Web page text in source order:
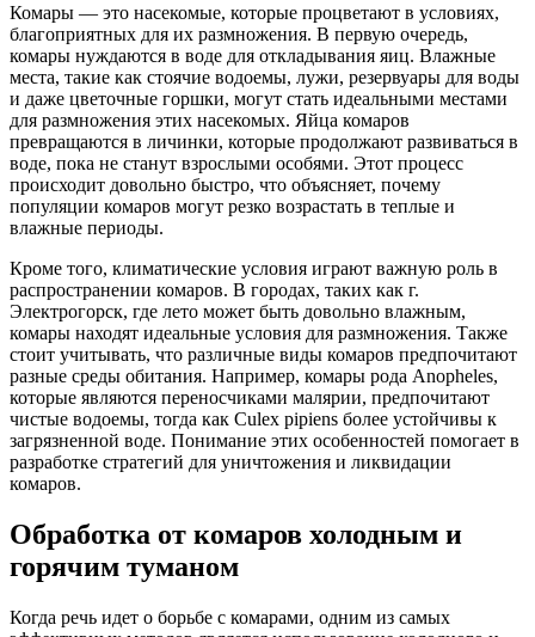
Комары — это насекомые, которые процветают в условиях,
благоприятных для их размножения. В первую очередь,
комары нуждаются в воде для откладывания яиц. Влажные
места, такие как стоячие водоемы, лужи, резервуары для воды
и даже цветочные горшки, могут стать идеальными местами
для размножения этих насекомых. Яйца комаров
превращаются в личинки, которые продолжают развиваться в
воде, пока не станут взрослыми особями. Этот процесс
происходит довольно быстро, что объясняет, почему
популяции комаров могут резко возрастать в теплые и
влажные периоды.
Кроме того, климатические условия играют важную роль в
распространении комаров. В городах, таких как г.
Электрогорск, где лето может быть довольно влажным,
комары находят идеальные условия для размножения. Также
стоит учитывать, что различные виды комаров предпочитают
разные среды обитания. Например, комары рода Anopheles,
которые являются переносчиками малярии, предпочитают
чистые водоемы, тогда как Culex pipiens более устойчивы к
загрязненной воде. Понимание этих особенностей помогает в
разработке стратегий для уничтожения и ликвидации
комаров.
Обработка от комаров холодным и
горячим туманом
Когда речь идет о борьбе с комарами, одним из самых